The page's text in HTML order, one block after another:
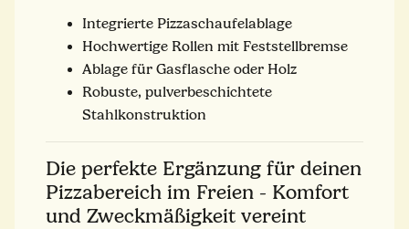
Integrierte Pizzaschaufelablage
Hochwertige Rollen mit Feststellbremse
Ablage für Gasflasche oder Holz
Robuste, pulverbeschichtete
Stahlkonstruktion
Die perfekte Ergänzung für deinen
Pizzabereich im Freien - Komfort
und Zweckmäßigkeit vereint